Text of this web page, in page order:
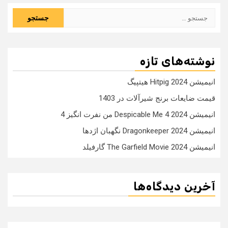
نوشته‌های تازه
انیمیشن Hitpig 2024 هیتپیگ
قیمت ضایعات برنج شیرآلات در 1403
انیمیشن Despicable Me 4 2024 من نفرت انگیز 4
انیمیشن Dragonkeeper 2024 نگهبان اژدها
انیمیشن The Garfield Movie 2024 گارفیلد
آخرین دیدگاه‌ها